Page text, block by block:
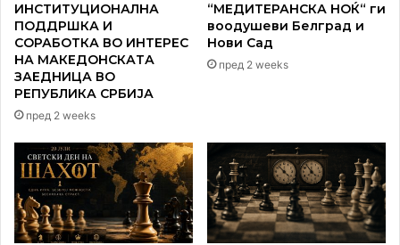
и Драмското студио од Тетово
ИНСТИТУЦИОНАЛНА
ПОДДРШКА И
СОРАБОТКА ВО ИНТЕРЕС
НА МАКЕДОНСКАТА
ЗАЕДНИЦА ВО
РЕПУБЛИКА СРБИЈА
пред 2 weeks
“МЕДИТЕРАНСКА НОЌ“ ги
воодушеви Белград и
Нови Сад
пред 2 weeks